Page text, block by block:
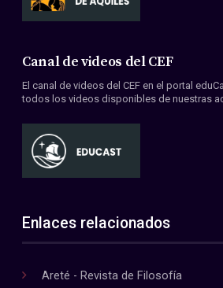
Canal de videos del CEF
El canal de videos del CEF en el portal
todos los videos disponibles de nuestras
Enlaces relacionados
Areté - Revista de Filosofía